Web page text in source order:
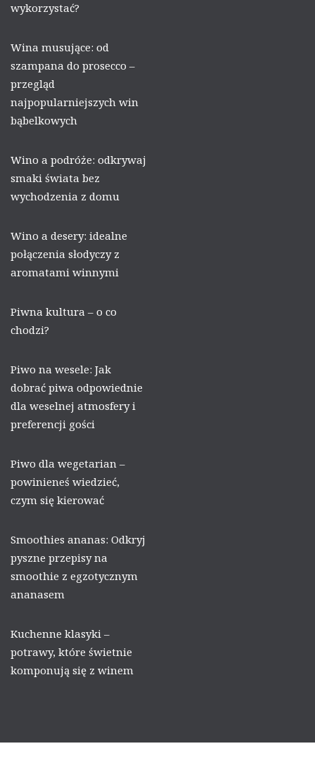
wykorzystać?
Wina musujące: od
szampana do prosecco –
przegląd
najpopularniejszych win
bąbelkowych
Wino a podróże: odkrywaj
smaki świata bez
wychodzenia z domu
Wino a desery: idealne
połączenia słodyczy z
aromatami winnymi
Piwna kultura – o co
chodzi?
Piwo na wesele: Jak
dobrać piwa odpowiednie
dla weselnej atmosfery i
preferencji gości
Piwo dla wegetarian –
powinieneś wiedzieć,
czym się kierować
Smoothies ananas: Odkryj
pyszne przepisy na
smoothie z egzotycznym
ananasem
Kuchenne klasyki –
potrawy, które świetnie
komponują się z winem